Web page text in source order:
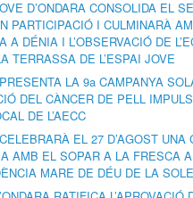
D’ONDARA CONSOLIDA EL
PARTICIPACIÓ I CULMINARÀ
A DÉNIA I L’OBSERVACIÓ DE
TERRASSA DE L’ESPAI JOVE
LA 9a CAMPANYA
DEL CÀNCER DE PELL
DE L’AECC
EL 27 D’AGOST UNA
AMB EL SOPAR A LA FRESCA
MARE DE DÉU DE LA